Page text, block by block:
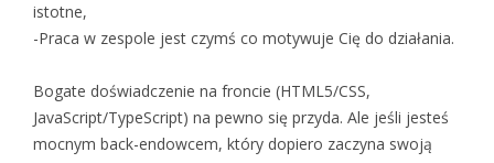
istotne,
-Praca w zespole jest czymś co motywuje Cię do działania.
Bogate doświadczenie na froncie (HTML5/CSS,
JavaScript/TypeScript) na pewno się przyda. Ale jeśli jesteś
mocnym back-endowcem, który dopiero zaczyna swoją